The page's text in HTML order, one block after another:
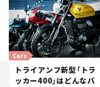
トライアンフ新型「トラ
ッカー400」はどんなバ
Cars